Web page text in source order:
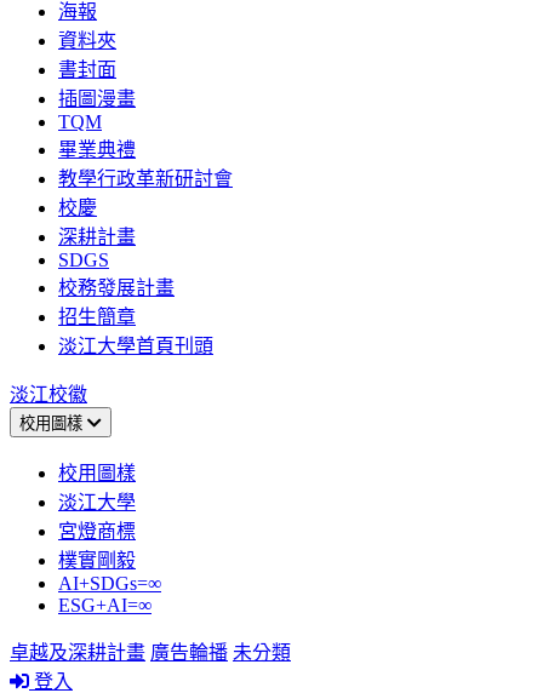
海報
資料夾
書封面
插圖漫畫
TQM
畢業典禮
教學行政革新研討會
校慶
深耕計畫
SDGS
校務發展計畫
招生簡章
淡江大學首頁刊頭
淡江校徽
校用圖樣
校用圖樣
淡江大學
宮燈商標
樸實剛毅
AI+SDGs=∞
ESG+AI=∞
卓越及深耕計畫 廣告輪播 未分類
登入